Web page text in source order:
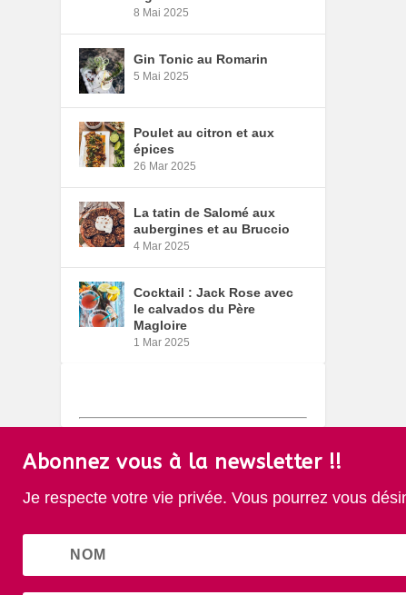
8 Mai 2025
Gin Tonic au Romarin
5 Mai 2025
Poulet au citron et aux
épices
26 Mar 2025
La tatin de Salomé aux
aubergines et au Bruccio
4 Mar 2025
Cocktail : Jack Rose avec
le calvados du Père
Magloire
1 Mar 2025
Abonnez vous à la newsletter !!
Je respecte votre vie privée. Vous pourrez vous